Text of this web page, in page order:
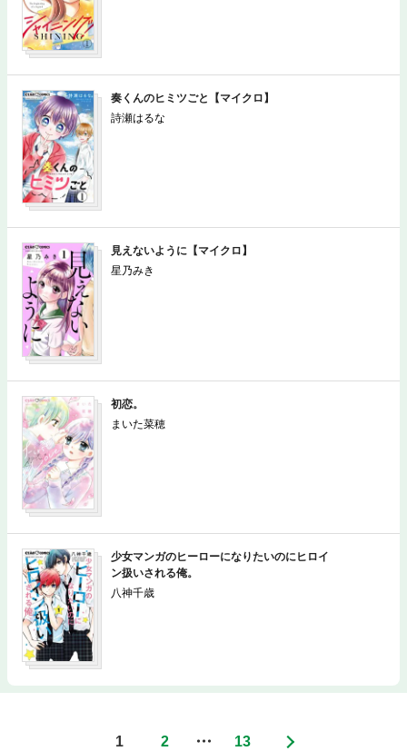
奏くんのヒミツごと【マイクロ】
詩瀬はるな
見えないように【マイクロ】
星乃みき
初恋。
まいた菜穂
少女マンガのヒーローになりたいのにヒロイ
ン扱いされる俺。
八神千歳
1 2 ・・・ 13